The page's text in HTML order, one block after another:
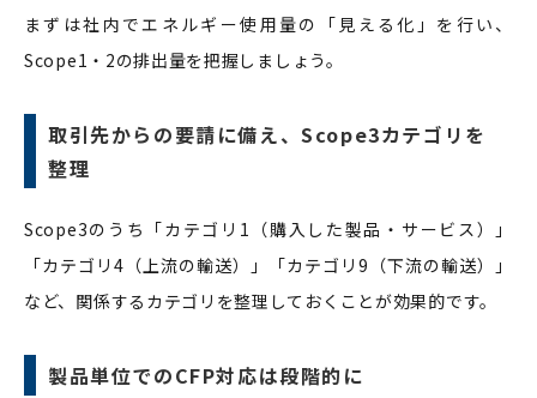
まずは社内でエネルギー使用量の「見える化」を行い、
Scope1・2の排出量を把握しましょう。
取引先からの要請に備え、Scope3カテゴリを
整理
Scope3のうち「カテゴリ1（購入した製品・サービス）」
「カテゴリ4（上流の輸送）」「カテゴリ9（下流の輸送）」
など、関係するカテゴリを整理しておくことが効果的です。
製品単位でのCFP対応は段階的に